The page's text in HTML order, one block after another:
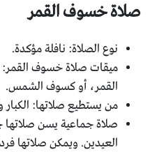
صلاة خسوف القمر
نوع الصلاة: نافلة مؤكدة.
ميقات صلاة خسوف
القمر، أو كسوف الشمس.
من يستطيع صلاتها: الكبار
صلاة جماعية يسن
العيدين. ويمكن صلاتها